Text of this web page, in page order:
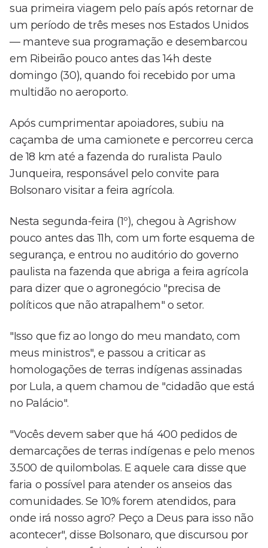
sua primeira viagem pelo país após retornar de
um período de três meses nos Estados Unidos
— manteve sua programação e desembarcou
em Ribeirão pouco antes das 14h deste
domingo (30), quando foi recebido por uma
multidão no aeroporto.
Após cumprimentar apoiadores, subiu na
caçamba de uma camionete e percorreu cerca
de 18 km até a fazenda do ruralista Paulo
Junqueira, responsável pelo convite para
Bolsonaro visitar a feira agrícola.
Nesta segunda-feira (1º), chegou à Agrishow
pouco antes das 11h, com um forte esquema de
segurança, e entrou no auditório do governo
paulista na fazenda que abriga a feira agrícola
para dizer que o agronegócio "precisa de
políticos que não atrapalhem" o setor.
"Isso que fiz ao longo do meu mandato, com
meus ministros", e passou a criticar as
homologações de terras indígenas assinadas
por Lula, a quem chamou de "cidadão que está
no Palácio".
"Vocês devem saber que há 400 pedidos de
demarcações de terras indígenas e pelo menos
3.500 de quilombolas. E aquele cara disse que
faria o possível para atender os anseios das
comunidades. Se 10% forem atendidos, para
onde irá nosso agro? Peço a Deus para isso não
acontecer", disse Bolsonaro, que discursou por